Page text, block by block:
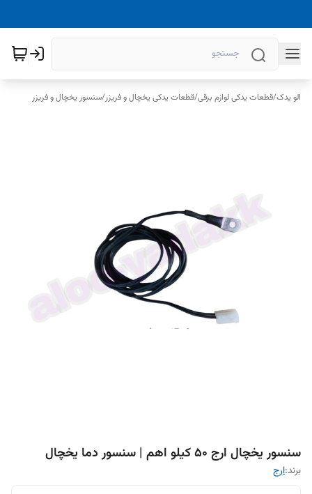
الو یدک/قطعات یدکی لوازم برقی/قطعات یدکی یخچال و فریزر/سنسور یخچال و فریزر
سنسور یخچال ارج 50 کیلو اهم | سنسور دما یخچال
برند:ارج